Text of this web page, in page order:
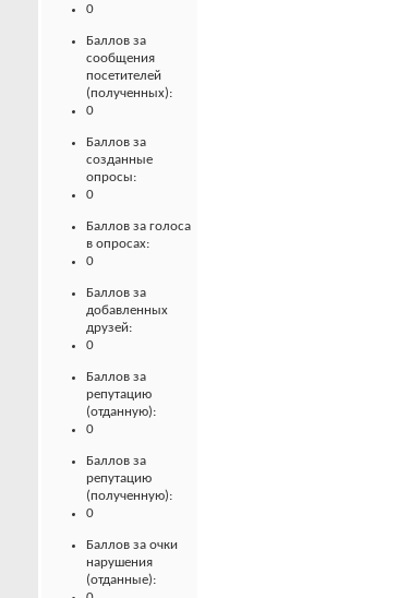
0
Баллов за
сообщения
посетителей
(полученных):
0
Баллов за
созданные
опросы:
0
Баллов за голоса
в опросах:
0
Баллов за
добавленных
друзей:
0
Баллов за
репутацию
(отданную):
0
Баллов за
репутацию
(полученную):
0
Баллов за очки
нарушения
(отданные):